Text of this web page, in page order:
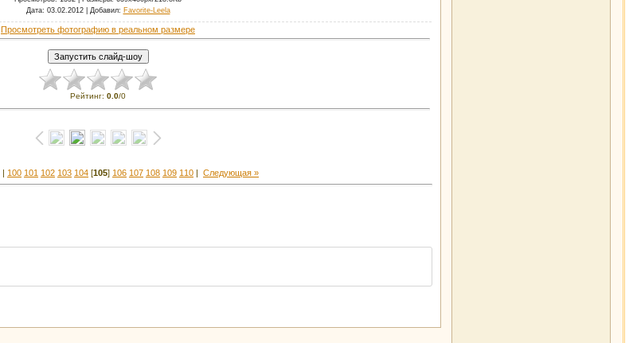
Дата
Добавил: Favorite-Leela
Просмотреть фотографию в реальном размере
Рейтинг: 0.0/0
| 100 101 102 103 104 [105] 106 107 108 109 110 | Следующая »